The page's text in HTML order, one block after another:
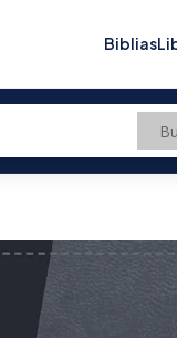
Biblias